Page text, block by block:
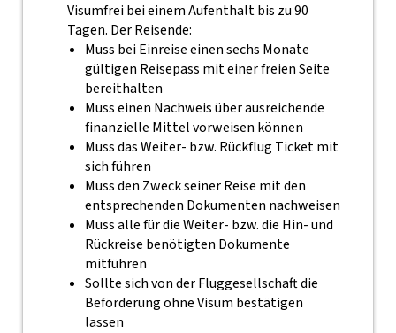
Visumfrei bei einem Aufenthalt bis zu 90
Tagen. Der Reisende:
Muss bei Einreise einen sechs Monate
gültigen Reisepass mit einer freien Seite
bereithalten
Muss einen Nachweis über ausreichende
finanzielle Mittel vorweisen können
Muss das Weiter- bzw. Rückflug Ticket mit
sich führen
Muss den Zweck seiner Reise mit den
entsprechenden Dokumenten nachweisen
Muss alle für die Weiter- bzw. die Hin- und
Rückreise benötigten Dokumente
mitführen
Sollte sich von der Fluggesellschaft die
Beförderung ohne Visum bestätigen
lassen